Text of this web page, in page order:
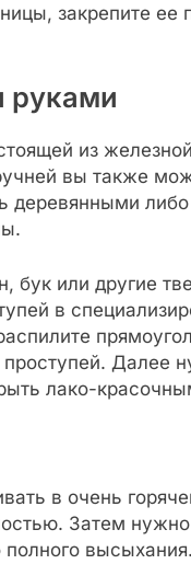
закрепите ее
руками
из
вы также
деревянными
бук или другие
в
Далее
лако-
в очень
Затем
высыхания.